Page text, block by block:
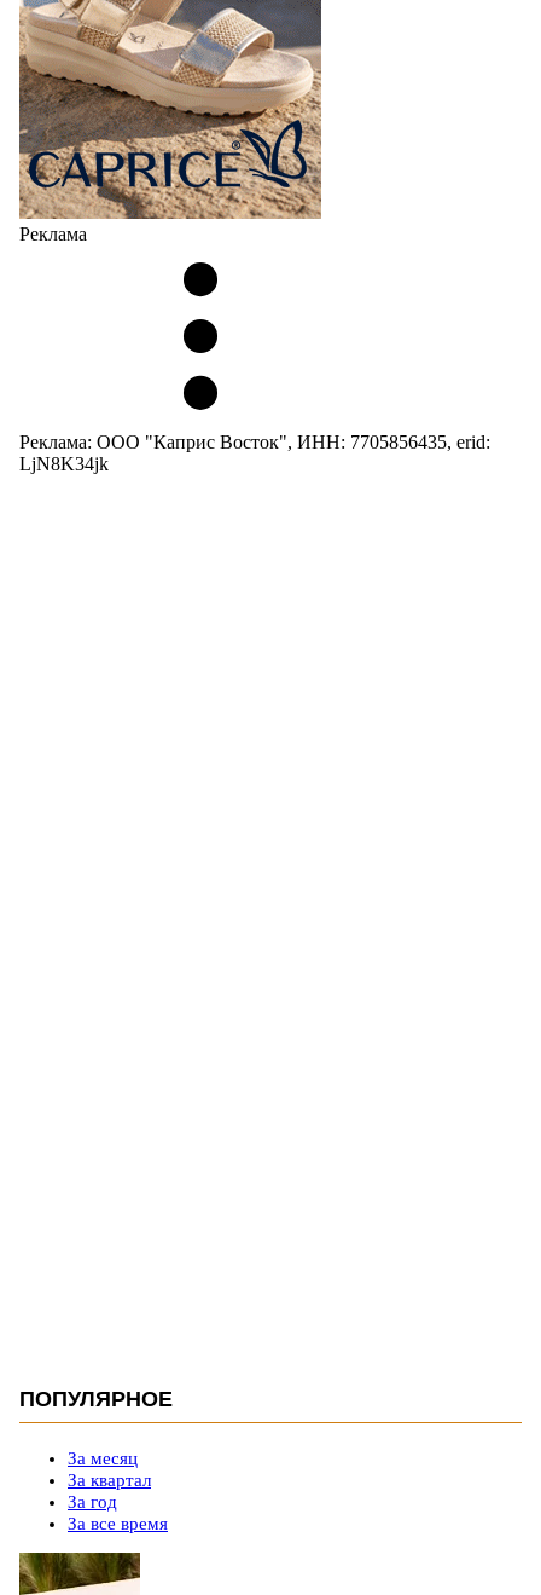
Реклама
Реклама: ООО "Каприс Восток", ИНН: 7705856435, erid:
LjN8K34jk
ПОПУЛЯРНОЕ
За месяц
За квартал
За год
За все время